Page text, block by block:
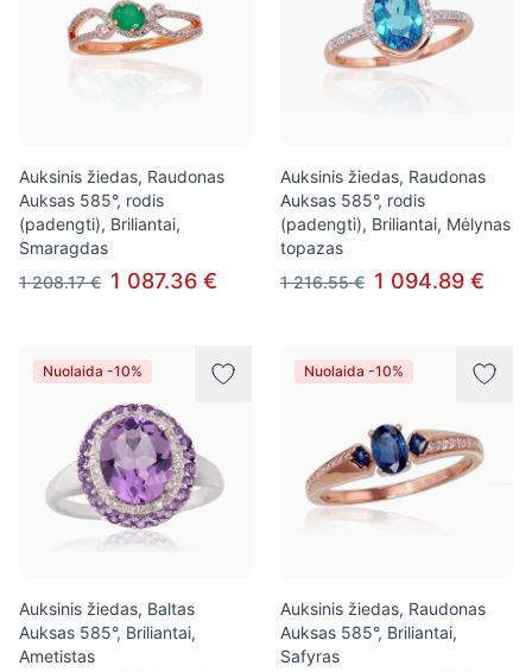
Auksinis žiedas, Raudonas
Auksas 585°, rodis
(padengti), Briliantai,
Smaragdas
1 208.17 € 1 087.36 €
Auksinis žiedas, Raudonas
Auksas 585°, rodis
(padengti), Briliantai, Mėlynas
topazas
1 216.55 € 1 094.89 €
Nuolaida -10%
Auksinis žiedas, Baltas
Auksas 585°, Briliantai,
Ametistas
Nuolaida -10%
Auksinis žiedas, Raudonas
Auksas 585°, Briliantai,
Safyras